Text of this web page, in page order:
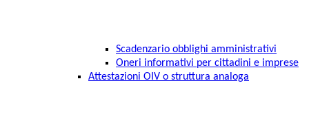
Scadenzario obblighi amministrativi
Oneri informativi per cittadini e imprese
Attestazioni OIV o struttura analoga